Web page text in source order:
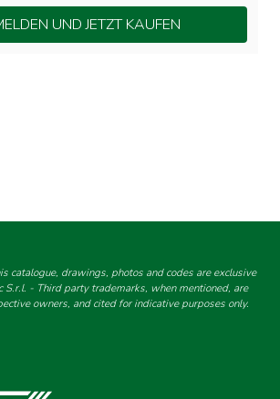
UND JETZT KAUFEN
catalogue, drawings, photos and codes are exclusive
S.r.l. - Third party trademarks, when mentioned, are
owners, and cited for indicative purposes only.